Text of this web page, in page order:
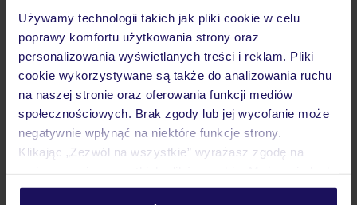
Używamy technologii takich jak pliki cookie w celu
poprawy komfortu użytkowania strony oraz
personalizowania wyświetlanych treści i reklam. Pliki
cookie wykorzystywane są także do analizowania ruchu
na naszej stronie oraz oferowania funkcji mediów
społecznościowych. Brak zgody lub jej wycofanie może
negatywnie wpłynąć na niektóre funkcje strony.
Klikając „Zezwól na wszystkie” wyrażasz zgodę na
personalizować swój wybór wchodząc w zakładkę
Opinie
Pokoje
Wyżywienie